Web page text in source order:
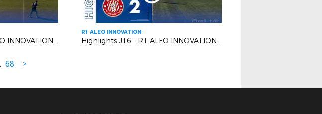
Highlights J18 - R1 ALEO INNOVATION | US Mandelieu LN VS Six Fours le Brusc
R1 ALEO INNOVATION
Highlights J16 - R1 ALEO INNOVATION | R.C GRASSE VS BERRE SP.C
68 >